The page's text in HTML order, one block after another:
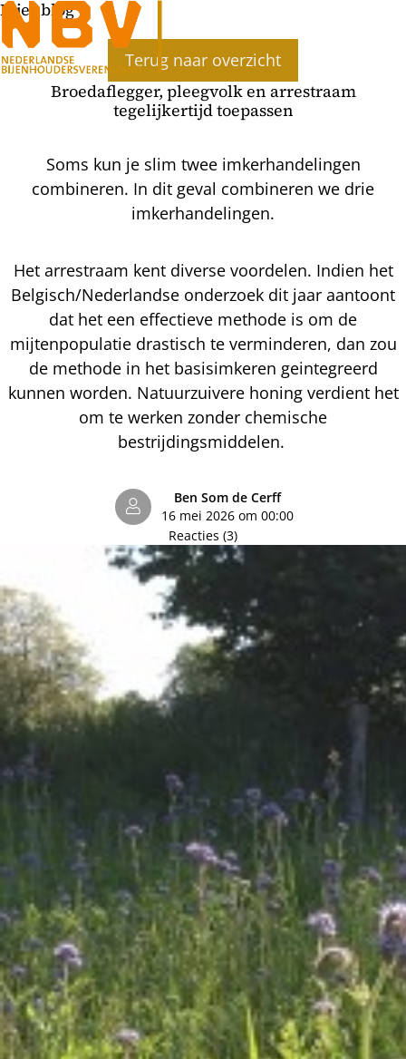
Bijenblog
Terug naar overzicht
Broedaflegger, pleegvolk en arrestraam
tegelijkertijd toepassen
Soms kun je slim twee imkerhandelingen
combineren. In dit geval combineren we drie
imkerhandelingen.
Het arrestraam kent diverse voordelen. Indien het
Belgisch/Nederlandse onderzoek dit jaar aantoont
dat het een effectieve methode is om de
mijtenpopulatie drastisch te verminderen, dan zou
de methode in het basisimkeren geintegreerd
kunnen worden. Natuurzuivere honing verdient het
om te werken zonder chemische
bestrijdingsmiddelen.
Ben Som de Cerff
16 mei 2026 om 00:00
Reacties (3)